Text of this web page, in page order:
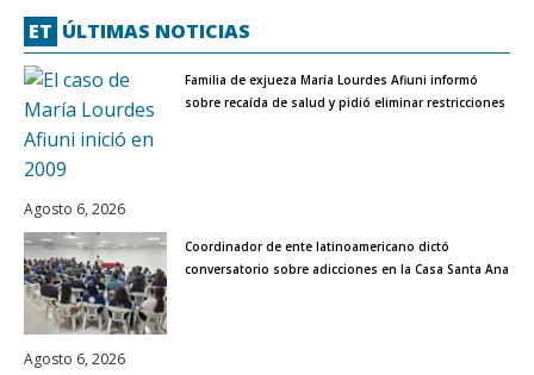
ET ÚLTIMAS NOTICIAS
Familia de exjueza María Lourdes Afiuni informó
sobre recaída de salud y pidió eliminar restricciones
Agosto 6, 2026
Coordinador de ente latinoamericano dictó
conversatorio sobre adicciones en la Casa Santa Ana
Agosto 6, 2026